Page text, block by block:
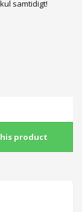
samtidigt!
product